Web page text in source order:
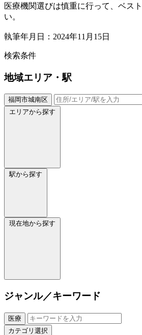
医療機関選びは慎重に行って、ベス
い。
執筆年月日：2024年11月15日
検索条件
地域エリア・駅
福岡市城南区
エリアから探す
駅から探す
現在地から探す
ジャンル／キーワード
医療
カテゴリ選択